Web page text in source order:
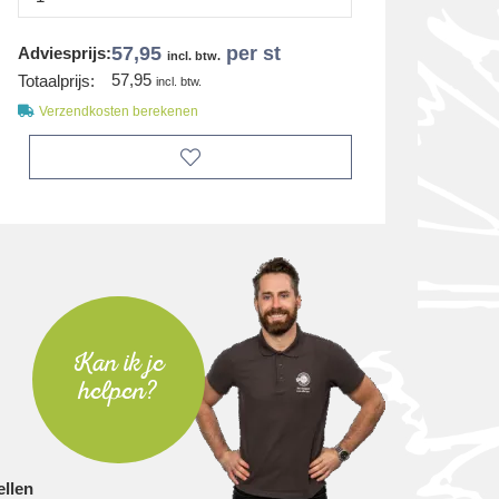
Adviesprijs:57,95 incl. btw. per st
Totaalprijs: 57,95 incl. btw.
Verzendkosten berekenen
Kan ik je
helpen?